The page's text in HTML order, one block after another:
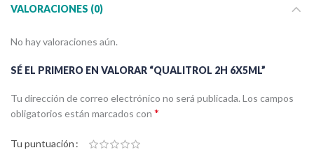
VALORACIONES (0)
No hay valoraciones aún.
SÉ EL PRIMERO EN VALORAR “QUALITROL 2H 6X5ML”
Tu dirección de correo electrónico no será publicada. Los campos
obligatorios están marcados con *
Tu puntuación